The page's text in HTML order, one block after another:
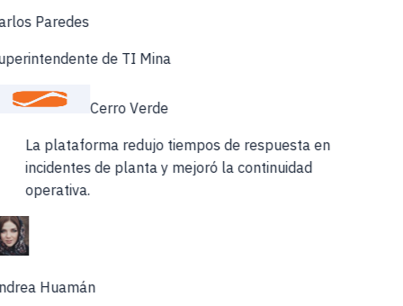
Paredes
de TI Mina
Cerro Verde
La plataforma redujo tiempos de respuesta en
incidentes de planta y mejoró la continuidad
operativa.
Huamán